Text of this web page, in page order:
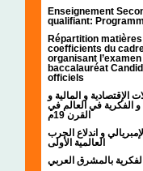
Enseignement
qualifiant:
Répartition
coefficients du
organisant l’examen
baccalauréat
officiels
الإقتصادية و المالية و
و الفكرية في العالم في
القرن 19م
و اندلاع الحرب
العالمية الأولى
بالمشرق العربي